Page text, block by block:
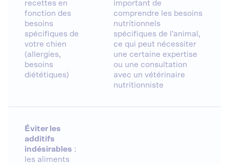
recettes en
fonction des
besoins
spécifiques de
votre chien
(allergies,
besoins
diététiques)
important de
comprendre les besoins
nutritionnels
spécifiques de l'animal,
ce qui peut nécessiter
une certaine expertise
ou une consultation
avec un vétérinaire
nutritionniste
Éviter les
additifs
indésirables :
les aliments